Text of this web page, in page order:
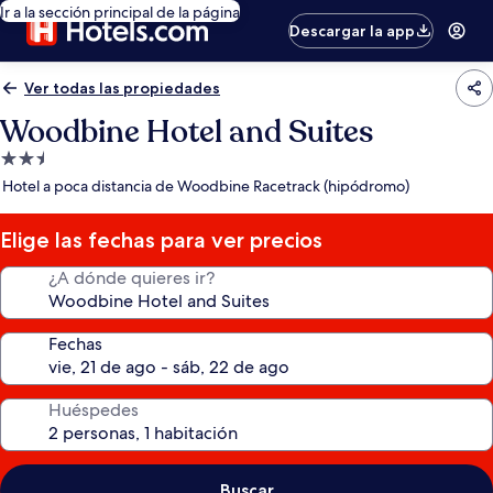
Ir a la sección principal de la página
Descargar la app
Ver todas las propiedades
Woodbine Hotel and Suites
Propiedad
de
estrellas
Hotel a poca distancia de Woodbine Racetrack (hipódromo)
Elige las fechas para ver precios
¿A dónde quieres ir?
Fechas
Huéspedes